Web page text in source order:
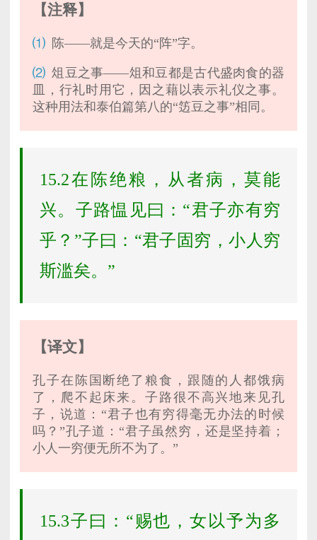
【注释】
⑴ 陈——就是今天的“阵”字。
⑵ 俎豆之事——俎和豆都是古代盛肉食的器
皿，行礼时用它，因之藉以表示礼仪之事。
这种用法和泰伯篇第八的“笾豆之事”相同。
15.2在陈绝粮，从者病，莫能
兴。子路愠见曰：“君子亦有穷
乎？”子曰：“君子固穷，小人穷
斯滥矣。”
【译文】
孔子在陈国断绝了粮食，跟随的人都饿病
了，爬不起床来。子路很不高兴地来见孔
子，说道：“君子也有穷得毫无办法的时候
吗？”孔子道：“君子虽然穷，还是坚持着；
小人一穷便无所不为了。”
15.3子曰：“赐也，女以予为多